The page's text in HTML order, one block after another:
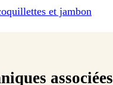
et jambon
associées